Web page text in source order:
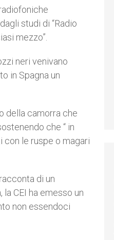
studi di “Radio
mezzo”.
neri venivano
in Spagna un
della camorra che
che “ in
le ruspe o magari
di un
CEI ha emesso un
non essendoci